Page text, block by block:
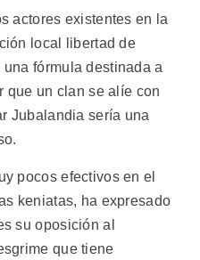
actores existentes en la
local libertad de
fórmula destinada a
que un clan se alíe con
Jubalandia sería una
pocos efectivos en el
keniatas, ha expresado
su oposición al
que tiene